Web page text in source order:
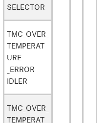
SELECTOR
TMC_OVER_
TEMPERAT
URE
_ERROR
IDLER
TMC_OVER_
TEMPERAT